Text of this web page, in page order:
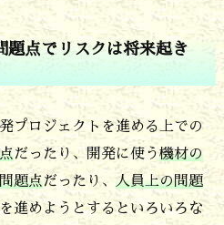
題点でリスクは将来起き
プロジェクトを進める上での
だったり、開発に使う機材の
題点だったり、 人員上の問題
進めようとするといろいろな